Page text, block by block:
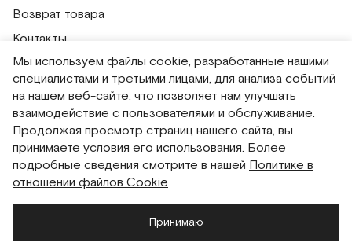
Возврат товара
Контакты
Публичная оферта
Политика обработки персональных данных
Политика использования сессионных файлов
Согласие на получение рассылок
Согласие на обработку персональных данных
Система привилегий
Мы используем файлы cookie, разработанные нашими
специалистами и третьими лицами, для анализа событий
на нашем веб-сайте, что позволяет нам улучшать
взаимодействие с пользователями и обслуживание.
Продолжая просмотр страниц нашего сайта, вы
принимаете условия его использования. Более
подробные сведения смотрите в нашей Политике в
отношении файлов Cookie
Принимаю